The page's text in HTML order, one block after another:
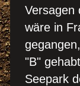
Versagen
wäre in
"B"
Seepark